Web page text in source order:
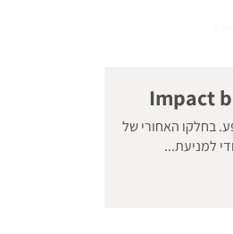
בחלקו האחורי של
למניעת...